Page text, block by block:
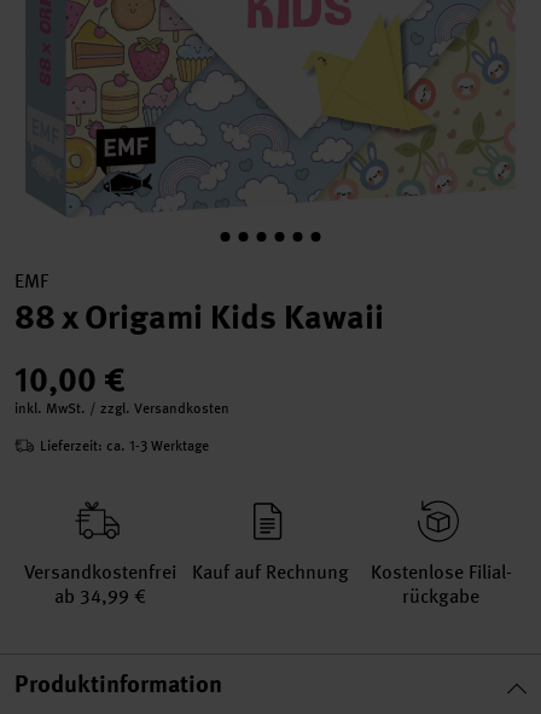
EMF
88 x Origami Kids Kawaii
10,00 €
inkl. MwSt. / zzgl. Versandkosten
Lieferzeit: ca. 1-3 Werktage
Versand­kosten­frei
ab 34,99 €
Kauf auf Rechnung
Kosten­lose Filial­
rückgabe
Produktinformation